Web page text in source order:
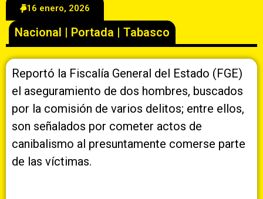
16 enero, 2026
Nacional | Portada | Tabasco
Reportó la Fiscalía General del Estado (FGE)
el aseguramiento de dos hombres, buscados
por la comisión de varios delitos; entre ellos,
son señalados por cometer actos de
canibalismo al presuntamente comerse parte
de las víctimas.